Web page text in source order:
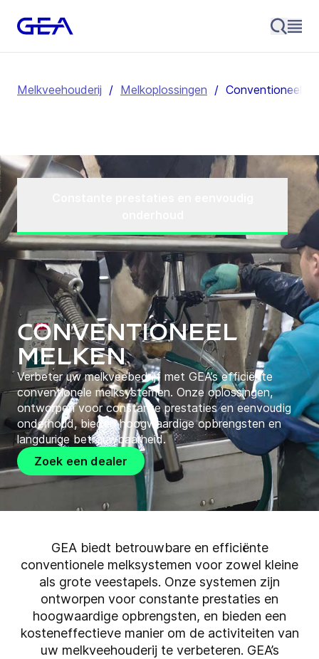
Melkveehouderij / Melkoplossingen / Conventioneel
Conventioneel
melken
Verbeter uw melkveebedrijf met GEA’s efficiënte
conventionele melksystemen. Onze oplossingen,
ontworpen voor constante prestaties en eenvoudig
onderhoud, bieden hoogwaardige opbrengsten en
langdurige betrouwbaarheid.
Zoek een dealer
GEA biedt betrouwbare en efficiënte
conventionele melksystemen voor zowel kleine
als grote veestapels. Onze systemen zijn
ontworpen voor constante prestaties en
hoogwaardige opbrengsten, en bieden een
kosteneffectieve manier om de activiteiten van
uw melkveehouderij te verbeteren. GEA’s